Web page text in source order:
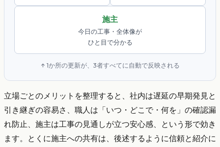
施主
今日の工事・全体像が
ひと目で分かる
↑ 1か所の更新が、3者すべてに自動で反映される
立場ごとのメリットを整理すると、社内は遅延の早期発見と
引き継ぎの容易さ、職人は「いつ・どこで・何を」の確認漏
れ防止、施主は工事の見通しが立つ安心感、という形で効き
ます。とくに施主への共有は、後述するように信頼と紹介に